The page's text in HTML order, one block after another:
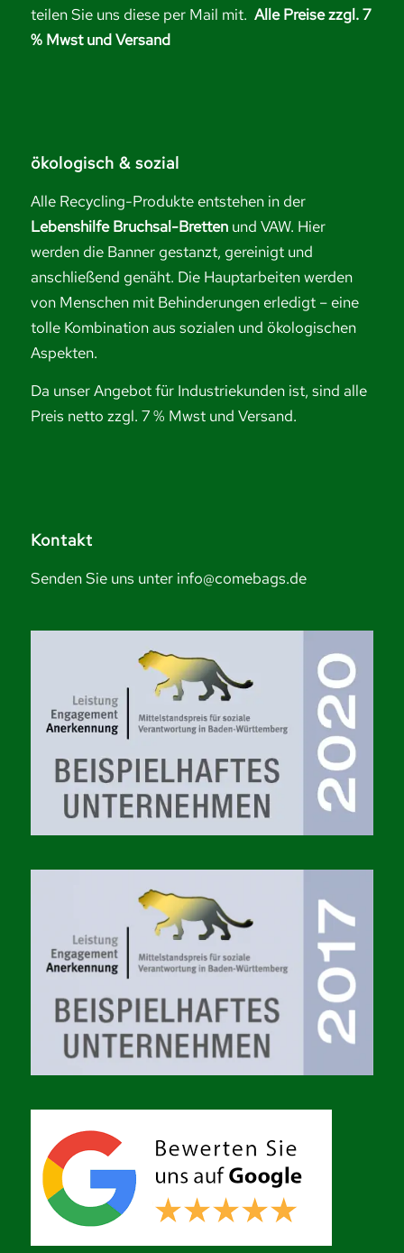
teilen Sie uns diese per Mail mit. Alle Preise zzgl. 7
% Mwst und Versand
ökologisch & sozial
Alle Recycling-Produkte entstehen in der
Lebenshilfe Bruchsal-Bretten und VAW. Hier
werden die Banner gestanzt, gereinigt und
anschließend genäht. Die Hauptarbeiten werden
von Menschen mit Behinderungen erledigt – eine
tolle Kombination aus sozialen und ökologischen
Aspekten.
Da unser Angebot für Industriekunden ist, sind alle
Preis netto zzgl. 7 % Mwst und Versand.
Kontakt
Senden Sie uns unter info@comebags.de